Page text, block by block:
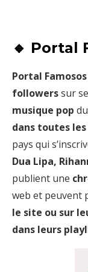
🔸 Portal
Portal
followerssur
musique pop
dans toutes
pays qui
Dua Lipa,
publient une
web et peuvent
le site ou sur
dans leurs